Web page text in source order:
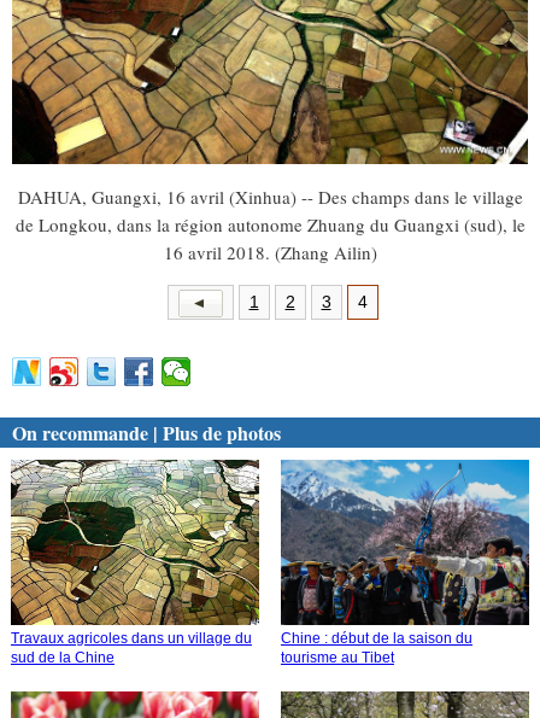
TOURISME DOCUMENTS
DOSSIERS PHOTOS
VIDÉOS
DAHUA, Guangxi, 16 avril (Xinhua) -- Des champs dans le village
de Longkou, dans la région autonome Zhuang du Guangxi (sud), le
16 avril 2018. (Zhang Ailin)
1 2 3 4
On recommande | Plus de photos
Travaux agricoles dans un village du
sud de la Chine
Chine : début de la saison du
tourisme au Tibet